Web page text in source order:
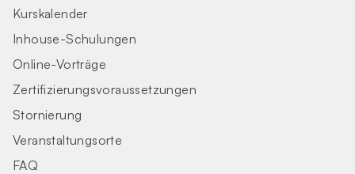
Kurskalender
Inhouse-Schulungen
Online-Vorträge
Zertifizierungs­voraus­setzungen
Stornierung
Veranstaltungsorte
FAQ